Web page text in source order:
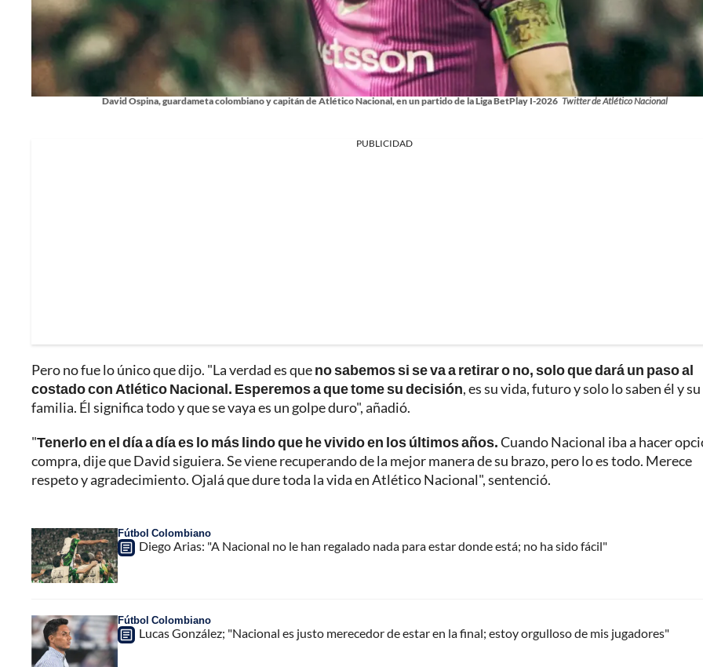
David Ospina, guardameta colombiano y capitán de Atlético Nacional, en un partido de la Liga BetPlay I-2026 Twitter de Atlético Nacional
PUBLICIDAD
Pero no fue lo único que dijo. "La verdad es queno sabemos si se va a retirar o no, solo que dará un paso al
costado con Atlético Nacional. Esperemos a que tome su decisión, es su vida, futuro y solo lo saben él y su
familia. Él significa todo y que se vaya es un golpe duro", añadió.
"Tenerlo en el día a día es lo más lindo que he vivido en los últimos años.Cuando Nacional iba a hacer
compra, dije que David siguiera. Se viene recuperando de la mejor manera de su brazo, pero lo es todo. Merece
respeto y agradecimiento. Ojalá que dure toda la vida en Atlético Nacional", sentenció.
Fútbol Colombiano
Diego Arias: "A Nacional no le han regalado nada para estar donde está; no ha sido fácil"
Fútbol Colombiano
Lucas González; "Nacional es justo merecedor de estar en la final; estoy orgulloso de mis jugadores"